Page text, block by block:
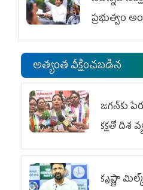
ప్రభుత్వం
అత్యంత వీక్షించబడిన
జగన్‌కు
కక్షతో దిశ
కృష్ణా